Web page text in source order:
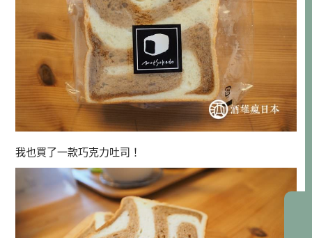
我也買了一款巧克力吐司！